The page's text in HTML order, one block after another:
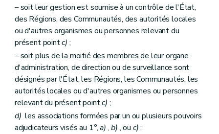
– soit leur gestion est soumise à un contrôle de l'État,
des Régions, des Communautés, des autorités locales
ou d'autres organismes ou personnes relevant du
présent pointc) ;
– soit plus de la moitié des membres de leur organe
d'administration, de direction ou de surveillance sont
désignés par l'État, les Régions, les Communautés, les
autorités locales ou d'autres organismes ou personnes
relevant du présent pointc) ;
d) les associations formées par un ou plusieurs pouvoirs
adjudicateurs visés au 1°,a) ,b) , ou c);